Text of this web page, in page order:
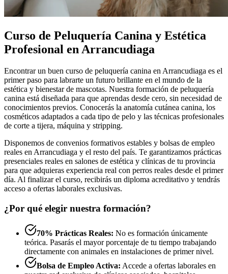
Curso de Peluquería Canina y Estética
Profesional en Arrancudiaga
Encontrar un buen curso de peluquería canina en Arrancudiaga es el
primer paso para labrarte un futuro brillante en el mundo de la
estética y bienestar de mascotas. Nuestra formación de peluquería
canina está diseñada para que aprendas desde cero, sin necesidad de
conocimientos previos. Conocerás la anatomía cutánea canina, los
cosméticos adaptados a cada tipo de pelo y las técnicas profesionales
de corte a tijera, máquina y stripping.
Disponemos de convenios formativos estables y bolsas de empleo
reales en Arrancudiaga y el resto del país. Te garantizamos prácticas
presenciales reales en salones de estética y clínicas de tu provincia
para que adquieras experiencia real con perros reales desde el primer
día. Al finalizar el curso, recibirás un diploma acreditativo y tendrás
acceso a ofertas laborales exclusivas.
¿Por qué elegir nuestra formación?
70% Prácticas Reales: No es formación únicamente
teórica. Pasarás el mayor porcentaje de tu tiempo trabajando
directamente con animales en instalaciones de primer nivel.
Bolsa de Empleo Activa: Accede a ofertas laborales en